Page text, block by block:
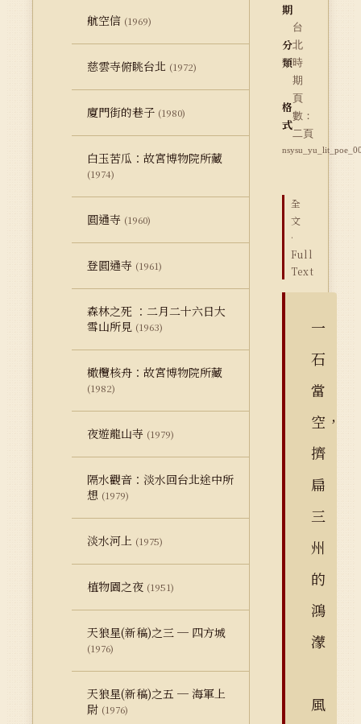
航空信 (1969)
慈雲寺俯眺台北 (1972)
廈門街的巷子 (1980)
白玉苦瓜：故宮博物院所藏
(1974)
圓通寺 (1960)
登圓通寺 (1961)
森林之死 ：二月二十六日大
雪山所見 (1963)
橄欖核舟：故宮博物院所藏
(1982)
夜遊龍山寺 (1979)
隔水觀音：淡水回台北途中所
想 (1979)
淡水河上 (1975)
植物園之夜 (1951)
天狼星(新稿)之三 ─ 四方城
(1976)
天狼星(新稿)之五 ─ 海軍上
尉 (1976)
期
分
類
台
北
時
期
格
式
頁
數：
二頁
全
文
·
Full
Text
一
石
當
空，
擠
扁
三
州
的
鴻
濛
風